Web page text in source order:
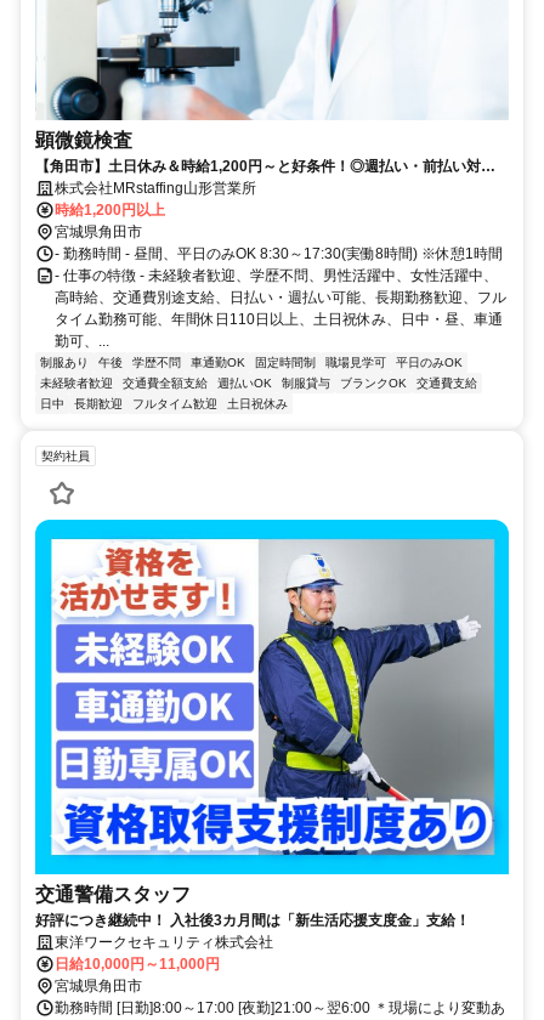
顕微鏡検査
【角田市】土日休み＆時給1,200円～と好条件！◎週払い・前払い対応
可！(規定あり)◎大人気の日勤のお仕事！
株式会社MRstaffing山形営業所
時給1,200円以上
宮城県角田市
- 勤務時間 - 昼間、平日のみOK 8:30～17:30(実働8時間) ※休憩1時間
- 仕事の特徴 - 未経験者歓迎、学歴不問、男性活躍中、女性活躍中、
高時給、交通費別途支給、日払い・週払い可能、長期勤務歓迎、フル
タイム勤務可能、年間休日110日以上、土日祝休み、日中・昼、車通
勤可、...
制服あり 午後 学歴不問 車通勤OK 固定時間制 職場見学可
平日のみOK
未経験者歓迎
交通費全額支給 週払いOK 制服貸与 ブランクOK
交通費支給
日中
長期歓迎 フルタイム歓迎 土日祝休み
契約社員
交通警備スタッフ
好評につき継続中！ 入社後3カ月間は「新生活応援支度金」支給！
東洋ワークセキュリティ株式会社
日給10,000円～11,000円
宮城県角田市
勤務時間 [日勤]8:00～17:00 [夜勤]21:00～翌6:00 ＊現場により変動あ